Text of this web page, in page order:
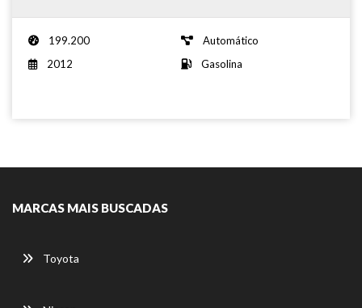
199.200
Automático
2012
Gasolina
MARCAS MAIS BUSCADAS
Toyota